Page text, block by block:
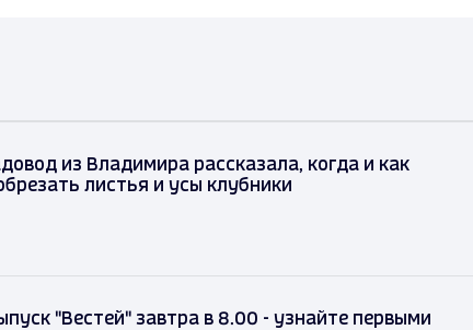
из Владимира рассказала, когда и как
листья и усы клубники
"Вестей" завтра в 8.00 - узнайте первыми